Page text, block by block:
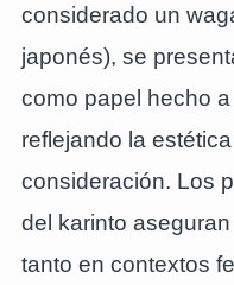
considerado un
japonés), se
como papel hecho
reflejando la
consideración. Los
del karinto
tanto en contextos